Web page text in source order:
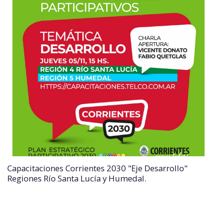
Capacitaciones Corrientes 2030 "Eje Desarrollo"
Regiones Río Santa Lucía y Humedal.